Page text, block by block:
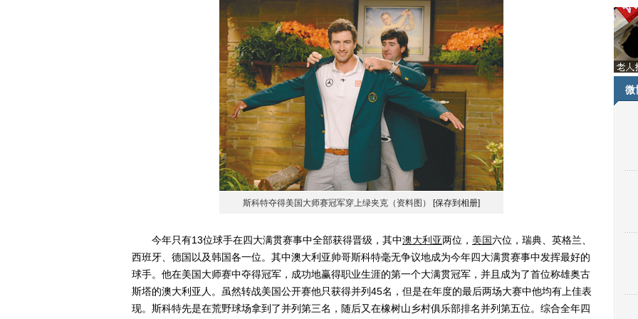
斯科特夺得美国大师赛冠军穿上绿夹克（资料图） [保存到相册]
今年只有13位球手在四大满贯赛事中全部获得晋级，其中澳大利亚两位， 美国六位，瑞典、英格兰、
西班牙、德国以及韩国各一位。其中澳大利亚帅哥斯科特毫无争议地成为今年四大满贯赛事中发挥最好的
球手。他在美国大师赛中夺得冠军，成功地赢得职业生涯的第一个大满贯冠军，并且成为了首位称雄奥古
斯塔的澳大利亚人。虽然转战美国公开赛他只获得并列45名，但是在年度的最后两场大赛中他均有上佳表
现。斯科特先是在荒野球场拿到了并列第三名，随后又在橡树山乡村俱乐部排名并列第五位。综合全年四
微